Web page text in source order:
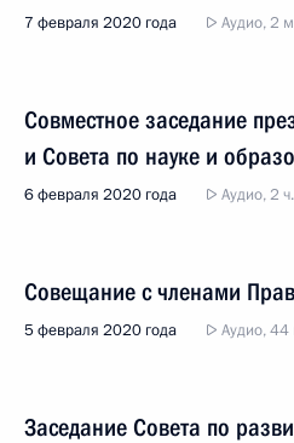
7 февраля 2020 года Аудио, 2
Совместное заседание
и Совета по науке и
6 февраля 2020 года Аудио, 2 ч.
Совещание с членами
5 февраля 2020 года Аудио, 44
Заседание Совета по